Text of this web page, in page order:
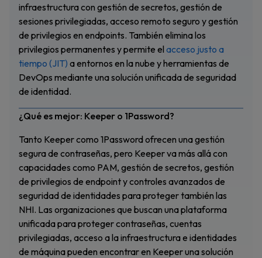
infraestructura con gestión de secretos, gestión de
sesiones privilegiadas, acceso remoto seguro y gestión
de privilegios en endpoints. También elimina los
privilegios permanentes y permite el acceso justo a
tiempo (JIT) a entornos en la nube y herramientas de
DevOps mediante una solución unificada de seguridad
de identidad.
¿Qué es mejor: Keeper o 1Password?
Tanto Keeper como 1Password ofrecen una gestión
segura de contraseñas, pero Keeper va más allá con
capacidades como PAM, gestión de secretos, gestión
de privilegios de endpoint y controles avanzados de
seguridad de identidades para proteger también las
NHI. Las organizaciones que buscan una plataforma
unificada para proteger contraseñas, cuentas
privilegiadas, acceso a la infraestructura e identidades
de máquina pueden encontrar en Keeper una solución